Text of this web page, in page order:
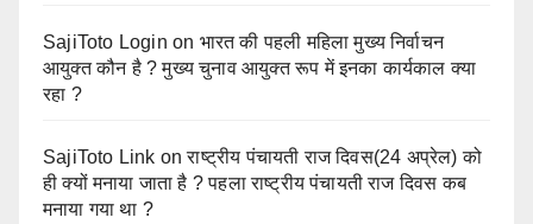
SajiToto Login on भारत की पहली महिला मुख्य निर्वाचन
आयुक्त कौन है ? मुख्य चुनाव आयुक्त रूप में इनका कार्यकाल क्या
रहा ?
SajiToto Link onराष्ट्रीय पंचायती राज दिवस(24 अप्रेल) को
ही क्यों मनाया जाता है ? पहला राष्ट्रीय पंचायती राज दिवस कब
मनाया गया था ?